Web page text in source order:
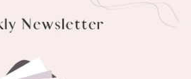
telles que l'hydratation, la
la lutte contre les pellicules.
traitements, notamment des